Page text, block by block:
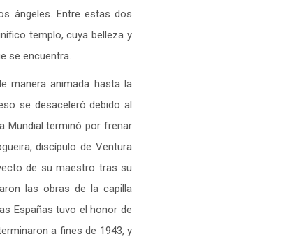
ángeles. Entre estas dos
templo, cuya belleza y
se encuentra.
manera animada hasta la
se desaceleró debido al
Mundial terminó por frenar
discípulo de Ventura
de su maestro tras su
las obras de la capilla
Españas tuvo el honor de
a fines de 1943, y